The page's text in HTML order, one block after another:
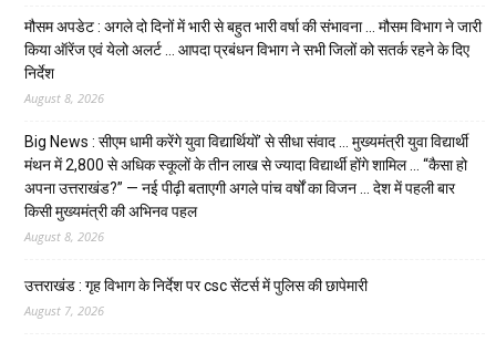
मौसम अपडेट : अगले दो दिनों में भारी से बहुत भारी वर्षा की संभावना … मौसम विभाग ने जारी
किया ऑरेंज एवं येलो अलर्ट … आपदा प्रबंधन विभाग ने सभी जिलों को सतर्क रहने के दिए
निर्देश
August 8, 2026
Big News : सीएम धामी करेंगे युवा विद्यार्थियों’ से सीधा संवाद … मुख्यमंत्री युवा विद्यार्थी
मंथन में 2,800 से अधिक स्कूलों के तीन लाख से ज्यादा विद्यार्थी होंगे शामिल … “कैसा हो
अपना उत्तराखंड?” — नई पीढ़ी बताएगी अगले पांच वर्षों का विजन … देश में पहली बार
किसी मुख्यमंत्री की अभिनव पहल
August 8, 2026
उत्तराखंड : गृह विभाग के निर्देश पर csc सेंटर्स में पुलिस की छापेमारी
August 7, 2026